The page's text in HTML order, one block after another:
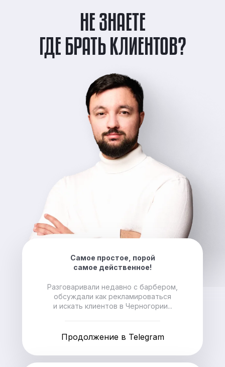
ГДЕ БРАТЬ КЛИЕНТОВ?
НЕ ЗНАЕТЕ
Самое простое, порой
самое действенное!
Разговаривали недавно с барбером,
обсуждали как рекламироваться
и искать клиентов в Черногории...
Продолжение в Telegram